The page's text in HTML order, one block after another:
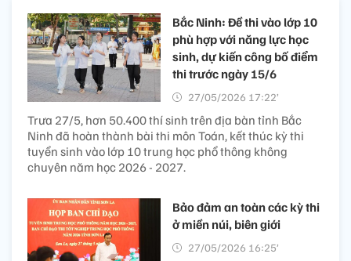
Bắc Ninh: Đề thi vào lớp 10
phù hợp với năng lực học
sinh, dự kiến công bố điểm
thi trước ngày 15/6
27/05/2026 17:22’
Trưa 27/5, hơn 50.400 thí sinh trên địa bàn tỉnh Bắc
Ninh đã hoàn thành bài thi môn Toán, kết thúc kỳ thi
tuyển sinh vào lớp 10 trung học phổ thông không
chuyên năm học 2026 - 2027.
Bảo đảm an toàn các kỳ thi
ở miền núi, biên giới
27/05/2026 16:25’